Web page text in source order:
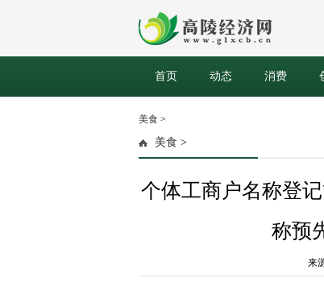
首页 动态 消费
美食 >
美食 >
个体工商户名称登
称预
来